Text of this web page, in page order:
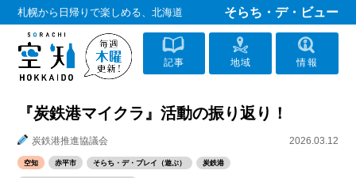
札幌から日帰りで楽しめる、北海道 そらち・デ・ビュー
記事 地域 情報
『炭鉄港マイクラ』活動の振り返り！
炭鉄港推進協議会 2026.03.12
空知 赤平市 そらち・デ・プレイ（遊ぶ） 炭鉄港